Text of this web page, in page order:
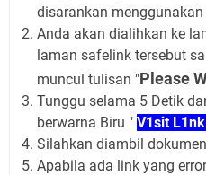
disarankan
Anda akan dialihkan ke
laman safelink tersebut
muncul tulisan "Please
Tunggu selama 5 Detik
berwarna Biru " V1sit L1nk
Silahkan diambil
Apabila ada link yang